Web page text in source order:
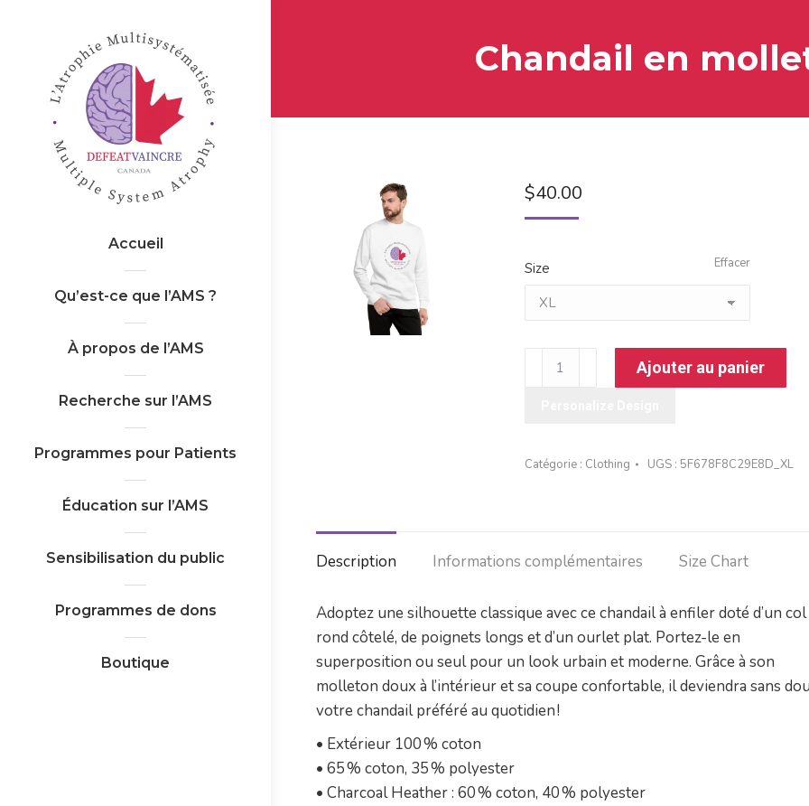
Accueil
Qu’est-ce que l’AMS ?
À propos de l’AMS
Recherche sur l’AMS
Programmes pour Patients
Éducation sur l’AMS
Sensibilisation du public
Programmes de dons
Boutique
Chandail en
$40.00
Size Effacer
quantité
molleton
Ajouter au panier
Catégorie : Clothing UGS : 5F678F8C29E8D_XL
Description Informations complémentaires Size Chart
Adoptez une silhouette classique avec ce chandail à enfiler doté d’un col
rond côtelé, de poignets longs et d’un ourlet plat. Portez-le en
superposition ou seul pour un look urbain et moderne. Grâce à son
molleton doux à l’intérieur et sa coupe confortable, il deviendra sans
votre chandail préféré au quotidien !
• Extérieur 100 % coton
• 65 % coton, 35 % polyester
• Charcoal Heather : 60 % coton, 40 % polyester